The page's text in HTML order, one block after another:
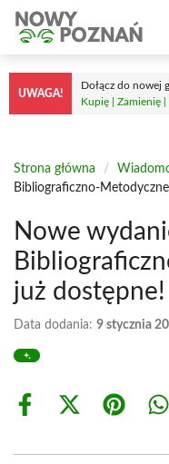
Przejdź
treści
UWAGA!
Dołącz do nowej
Kupię | Zamienię |
Strona główna /
Bibliograficzno-
Nowe
już dostępne!
Data dodania: 9 stycznia
Share
Share
(Twitter)
Share